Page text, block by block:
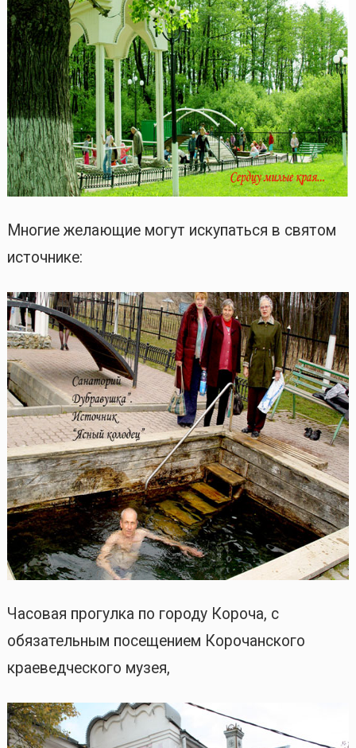
Многие желающие могут искупаться в святом
источнике:
Часовая прогулка по городу Короча, с
обязательным посещением Корочанского
краеведческого музея,